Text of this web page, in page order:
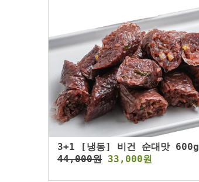
3+1 [냉동] 비건 순대맛 600g
44,000원 33,000원